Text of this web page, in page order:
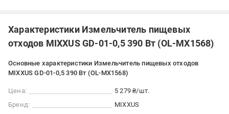
Характеристики Измельчитель пищевых
отходов MIXXUS GD-01-0,5 390 Вт (OL-MX1568)
Основные характеристики Измельчитель пищевых отходов
MIXXUS GD-01-0,5 390 Вт (OL-MX1568)
Цена:
5 279 ₴/шт.
Бренд:
MIXXUS